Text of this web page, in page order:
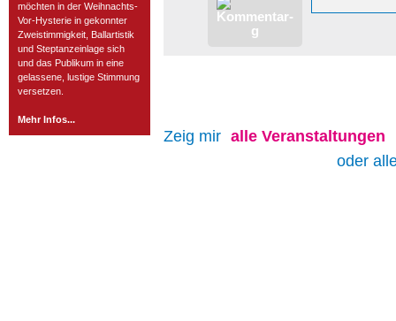
möchten in der Weihnachts-
Vor-Hysterie in gekonnter
Zweistimmigkeit, Ballartistik
und Steptanzeinlage sich
und das Publikum in eine
gelassene, lustige Stimmung
versetzen.
Mehr Infos...
Zeig mir alle Veranstaltungen
oder